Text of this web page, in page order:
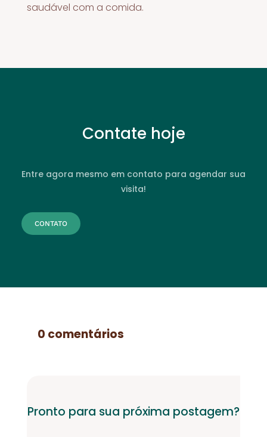
saudável com a comida.
Contate hoje
Entre agora mesmo em contato para agendar sua
visita!
CONTATO
0 comentários
Pronto para sua próxima postagem?